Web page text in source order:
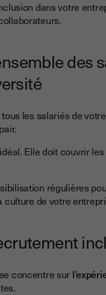
dans votre
des
tous les salariés de
Elle doit couvrir
régulières
culture de votre
concentre sur